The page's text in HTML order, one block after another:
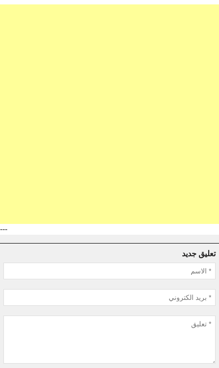
---
تعليق جديد